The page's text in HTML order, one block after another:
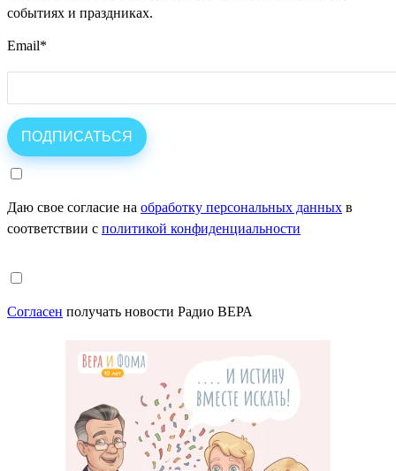
событиях и праздниках.
Email*
Даю свое согласие на обработку персональных данных в
соответствии с политикой конфиденциальности
Согласен получать новости Радио ВЕРА